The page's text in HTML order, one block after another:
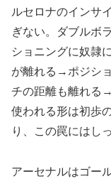
ルセロナのインサ
ぎない。ダブルボ
ショニングに奴隷
が離れる→ポジシ
チの距離も離れる
使われる形は初歩
り、この罠にはし
アーセナルはゴー